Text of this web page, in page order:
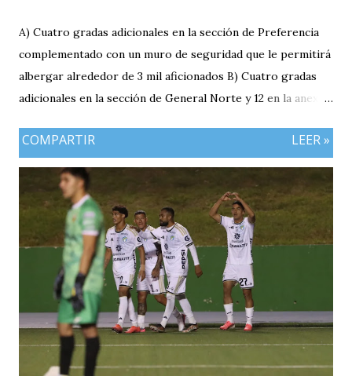
A) Cuatro gradas adicionales en la sección de Preferencia
complementado con un muro de seguridad que le permitirá
albergar alrededor de 3 mil aficionados B) Cuatro gradas
adicionales en la sección de General Norte y 12 en la anexa
El área de la General Sur con entrada independiente será
del estadio queda ahora en 7 mil aficionados. Este domingo
se implementará un parqueo cuyo costo es de Q25
quetzales pero tiene un cupo limitadp. Continúa vigente el
servicio anterior en donde los aficionados se podrán
estacionar en el Parqueo de Tikal Futura. via.
COMPARTIR LEER »